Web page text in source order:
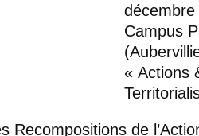
Campus
« Actions
Recompositions de